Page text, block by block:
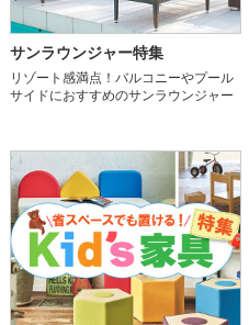
サンラウンジャー特集
リゾート感満点！バルコニーやプール
サイドにおすすめのサンラウンジャー